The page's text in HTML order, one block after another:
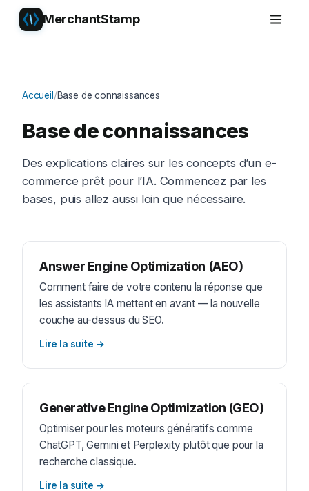
MerchantStamp
Accueil /Base de connaissances
Base de connaissances
Des explications claires sur les concepts d’un e-
commerce prêt pour l’IA. Commencez par les
bases, puis allez aussi loin que nécessaire.
Answer Engine Optimization (AEO)
Comment faire de votre contenu la réponse que
les assistants IA mettent en avant — la nouvelle
couche au-dessus du SEO.
Lire la suite →
Generative Engine Optimization (GEO)
Optimiser pour les moteurs génératifs comme
ChatGPT, Gemini et Perplexity plutôt que pour la
recherche classique.
Lire la suite →